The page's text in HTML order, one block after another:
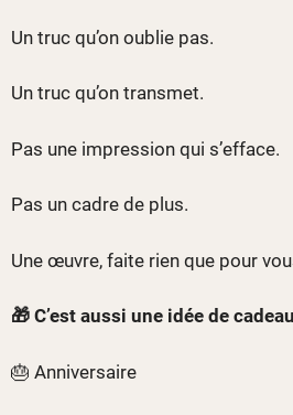
Un truc qu’on oublie pas.
Un truc qu’on transmet.
Pas une impression qui s’efface.
Pas un cadre de plus.
Une œuvre, faite rien que pour
🎁 C’est aussi une idée de
🎂 Anniversaire